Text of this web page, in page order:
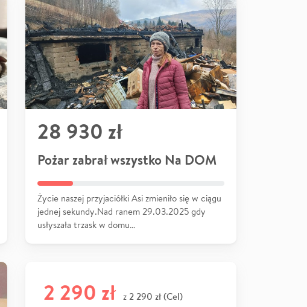
28 930 zł
Pożar zabrał wszystko Na DOM
Życie naszej przyjaciółki Asi zmieniło się w ciągu
jednej sekundy.Nad ranem 29.03.2025 gdy
usłyszała trzask w domu…
2 290 zł z 2 290 zł (Cel)